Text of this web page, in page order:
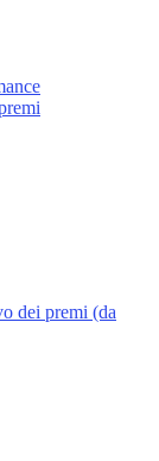
dei premi (da